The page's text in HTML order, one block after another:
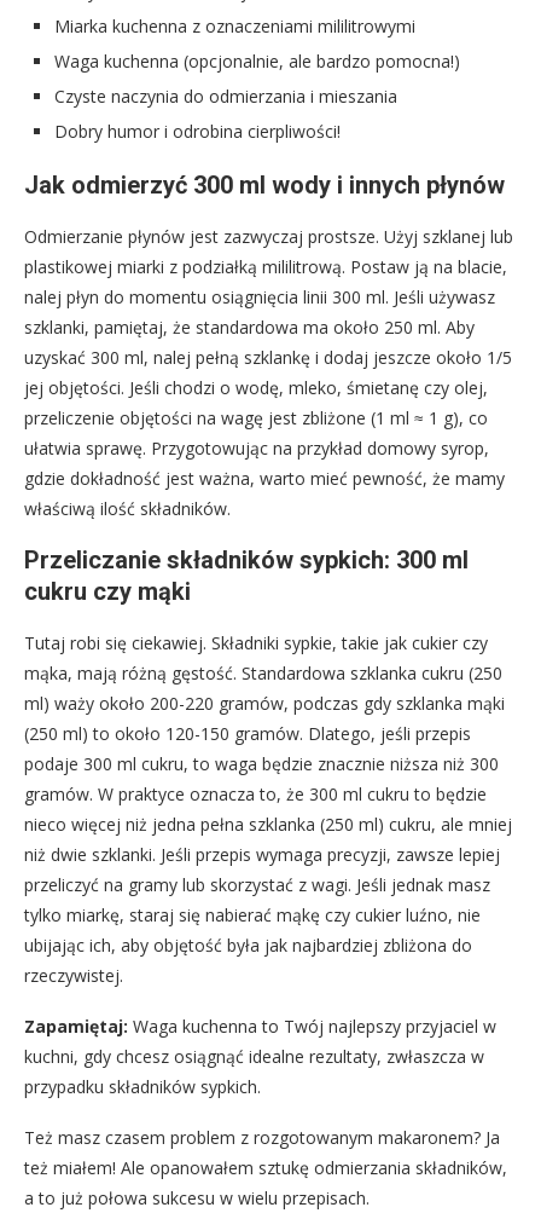
Miarka kuchenna z oznaczeniami mililitrowymi
Waga kuchenna (opcjonalnie, ale bardzo pomocna!)
Czyste naczynia do odmierzania i mieszania
Dobry humor i odrobina cierpliwości!
Jak odmierzyć 300 ml wody i innych płynów
Odmierzanie płynów jest zazwyczaj prostsze. Użyj szklanej lub
plastikowej miarki z podziałką mililitrową. Postaw ją na blacie,
nalej płyn do momentu osiągnięcia linii 300 ml. Jeśli używasz
szklanki, pamiętaj, że standardowa ma około 250 ml. Aby
uzyskać 300 ml, nalej pełną szklankę i dodaj jeszcze około 1/5
jej objętości. Jeśli chodzi o wodę, mleko, śmietanę czy olej,
przeliczenie objętości na wagę jest zbliżone (1 ml ≈ 1 g), co
ułatwia sprawę. Przygotowując na przykład domowy syrop,
gdzie dokładność jest ważna, warto mieć pewność, że mamy
właściwą ilość składników.
Przeliczanie składników sypkich: 300 ml
cukru czy mąki
Tutaj robi się ciekawiej. Składniki sypkie, takie jak cukier czy
mąka, mają różną gęstość. Standardowa szklanka cukru (250
ml) waży około 200-220 gramów, podczas gdy szklanka mąki
(250 ml) to około 120-150 gramów. Dlatego, jeśli przepis
podaje 300 ml cukru, to waga będzie znacznie niższa niż 300
gramów. W praktyce oznacza to, że 300 ml cukru to będzie
nieco więcej niż jedna pełna szklanka (250 ml) cukru, ale mniej
niż dwie szklanki. Jeśli przepis wymaga precyzji, zawsze lepiej
przeliczyć na gramy lub skorzystać z wagi. Jeśli jednak masz
tylko miarkę, staraj się nabierać mąkę czy cukier luźno, nie
ubijając ich, aby objętość była jak najbardziej zbliżona do
rzeczywistej.
Zapamiętaj: Waga kuchenna to Twój najlepszy przyjaciel w
kuchni, gdy chcesz osiągnąć idealne rezultaty, zwłaszcza w
przypadku składników sypkich.
Też masz czasem problem z rozgotowanym makaronem? Ja
też miałem! Ale opanowałem sztukę odmierzania składników,
a to już połowa sukcesu w wielu przepisach.